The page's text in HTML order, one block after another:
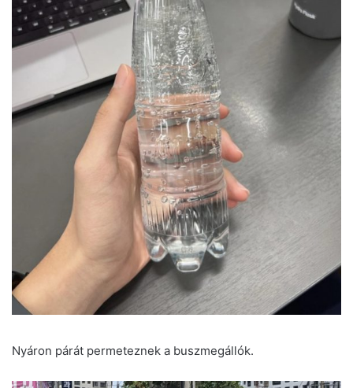
Nyáron párát permeteznek a buszmegállók.